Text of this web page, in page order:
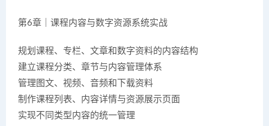
第6章｜课程内容与数字资源系统实战
规划课程、专栏、文章和数字资料的内容结构
建立课程分类、章节与内容管理体系
管理图文、视频、音频和下载资料
制作课程列表、内容详情与资源展示页面
实现不同类型内容的统一管理